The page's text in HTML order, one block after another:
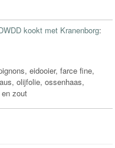
kookt met Kranenborg:
eidooier, farce fine,
olijfolie, ossenhaas,
zout